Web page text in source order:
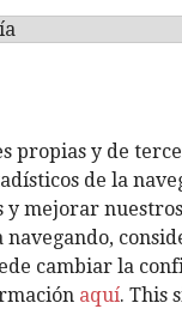
propias y de
de la
y mejorar
navegando,
cambiar la
aquí. This